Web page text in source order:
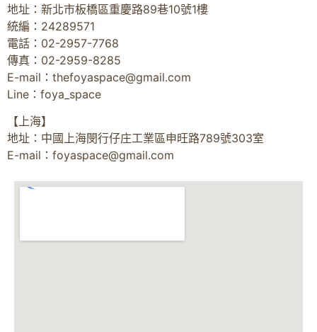
地址：新北市板橋區重慶路89巷10號1樓
統編：24289571
電話：02-2957-7768
傳真：02-2959-8285
E-mail： thefoyaspace@gmail.com
Line：foya_space
【上海】
地址：中國上海閔行仔庄工業區申旺路789號303室
E-mail： foyaspace@gmail.com